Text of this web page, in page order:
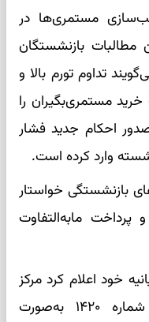
مستمری‌ها در
مطالبات بازنشستگان
تداوم تورم بالا و
مستمری‌بگیران را
احکام جدید فشار
وارد کرده است.
بازنشستگی خواستار
مابه‌التفاوت
خود اعلام کرد مرکز
ارتباط مردمی این سازمان با شماره ۱۴۲۰ به‌صورت